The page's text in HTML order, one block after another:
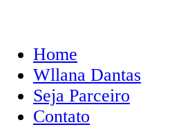
Home
Wllana Dantas
Seja Parceiro
Contato